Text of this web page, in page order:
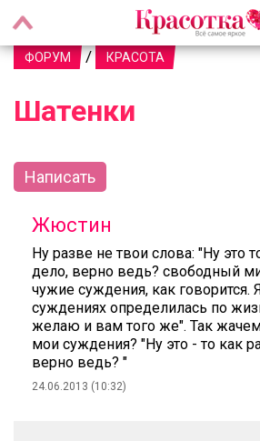
ФОРУМ / КРАСОТА
Шатенки
Написать
Жюстин
Ну разве не твои слова: "Ну это
дело, верно ведь? свободный
чужие суждения, как говорится.
суждениях определилась по
желаю и вам того же". Так
мои суждения? "Ну это - то как
верно ведь? "
24.06.2013 (10:32)